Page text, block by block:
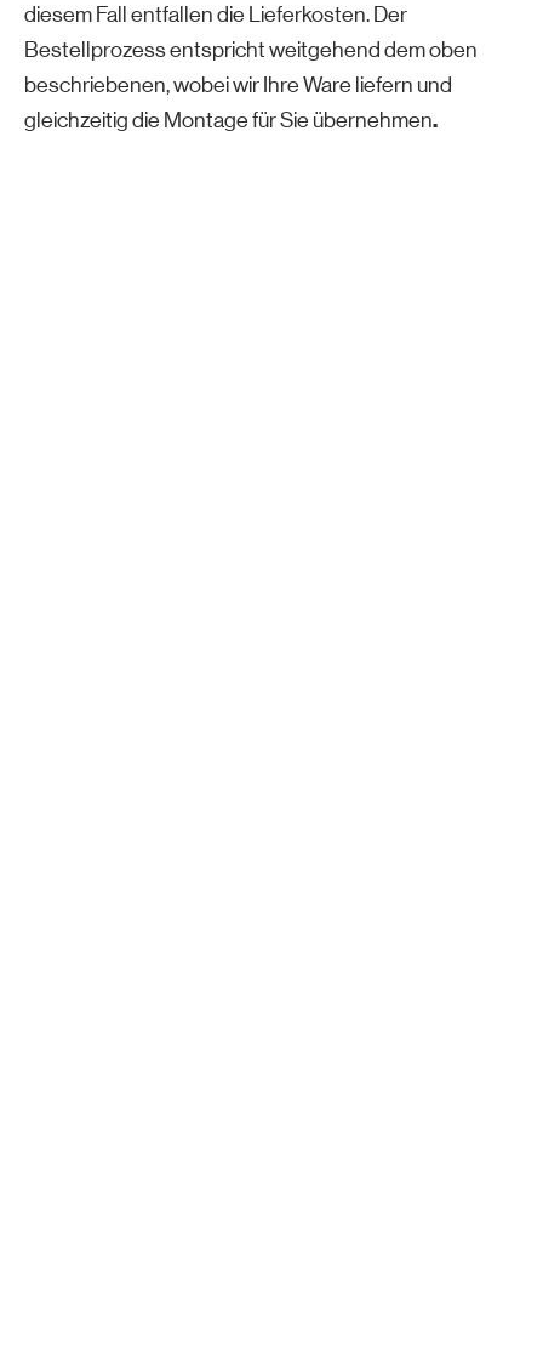
diesem Fall entfallen die Lieferkosten. Der
Bestellprozess entspricht weitgehend dem oben
beschriebenen, wobei wir Ihre Ware liefern und
gleichzeitig die Montage für Sie übernehmen.